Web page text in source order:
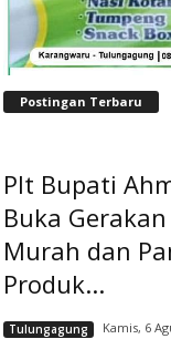
Postingan Terbaru
Plt Bupati
Buka
Murah dan
Produk...
Tulungagung Kamis, 6